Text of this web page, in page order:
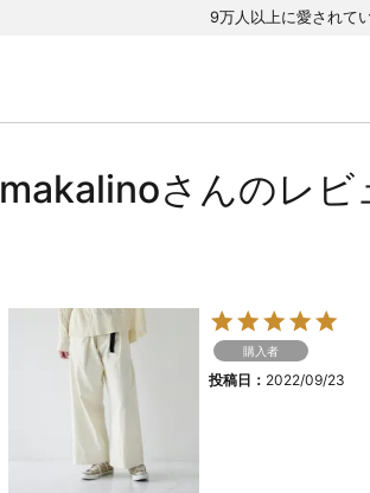
9万人以上に愛されて
makalinoさんのレビ
購入者
投稿日 2022/09/23